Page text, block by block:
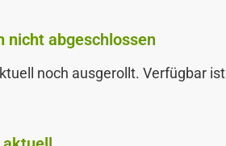
nicht abgeschlossen
noch ausgerollt. Verfügbar ist